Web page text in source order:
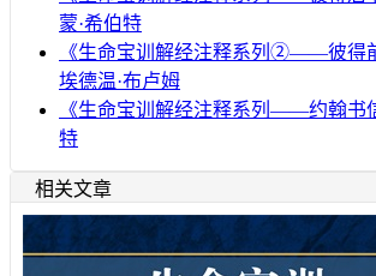
蒙·希伯特
《生命宝训解经注释系列②——彼得
埃德温·布卢姆
《生命宝训解经注释系列——约翰书
特
相关文章